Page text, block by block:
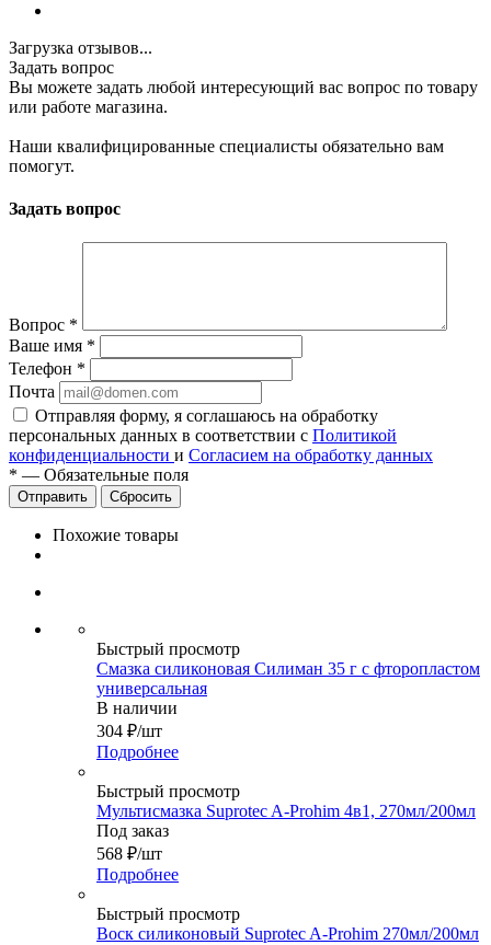
Загрузка отзывов...
Задать вопрос
Вы можете задать любой интересующий вас вопрос по товару
или работе магазина.
Наши квалифицированные специалисты обязательно вам
помогут.
Задать вопрос
Вопрос *
Ваше имя *
Телефон *
Почта
Отправляя форму, я соглашаюсь на обработку
персональных данных в соответствии с Политикой
конфиденциальности и Согласием на обработку данных
* — Обязательные поля
Сбросить
Похожие товары
Быстрый просмотр
Смазка силиконовая Силиман 35 г с фторопластом
универсальная
В наличии
304 ₽/шт
Подробнее
Быстрый просмотр
Мультисмазка Suprotec A-Prohim 4в1, 270мл/200мл
Под заказ
568 ₽/шт
Подробнее
Быстрый просмотр
Воск силиконовый Suprotec A-Prohim 270мл/200мл